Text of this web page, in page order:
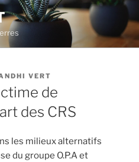
VERT
de
des CRS
les milieux alternatifs
du groupe O.P.A et